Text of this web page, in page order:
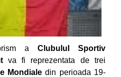
Campionatele Nationale
pietreni
canotorilor pietreni în
2020
a ClubuluI Sportiv
va fi reprezentata de trei
Mondiale din perioada 19-